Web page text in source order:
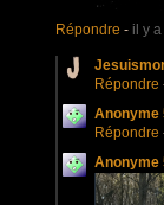
Répondre - il y
Répondre
Anonyme
Répondre
Anonyme